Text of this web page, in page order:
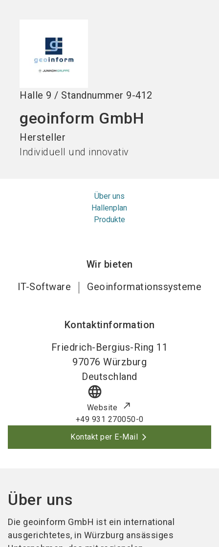
Halle 9 / Standnummer 9-412
geoinform GmbH
Hersteller
Individuell und innovativ
Über uns
Hallenplan
Produkte
Wir bieten
IT-Software
Geoinformationssysteme
Kontaktinformation
Friedrich-Bergius-Ring 11
97076 Würzburg
Deutschland
language
Website
+49 931 270050-0
Kontakt per E-Mail
Über uns
Die geoinform GmbH ist ein international
ausgerichtetes, in Würzburg ansässiges